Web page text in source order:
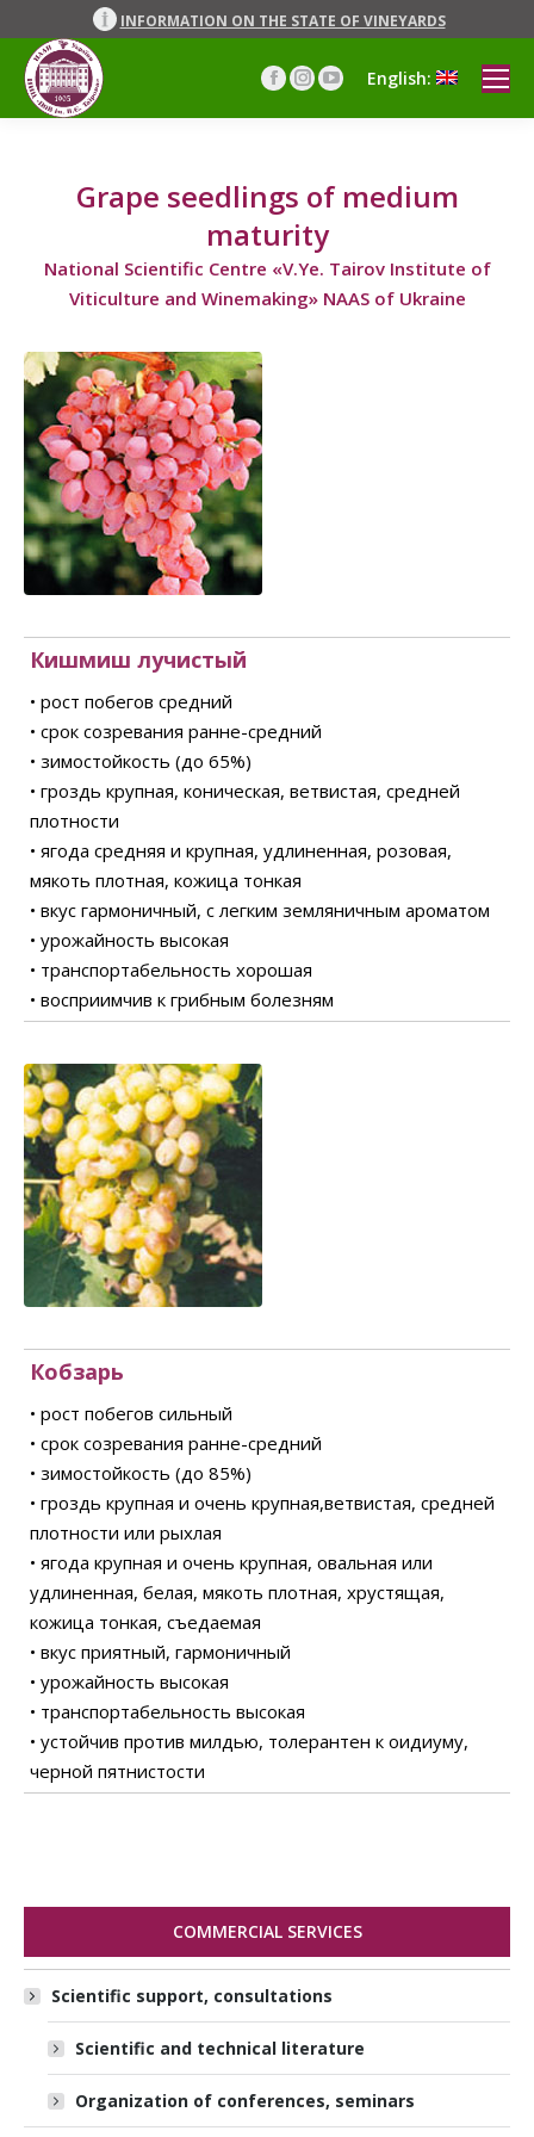
INFORMATION ON THE STATE OF VINEYARDS
Facebook
page
new
window
Instagram
page
new
window
YouTube
page
new
window
English:
Grape seedlings of medium
maturity
National Scientific Centre «V.Ye. Tairov Institute of
Viticulture and Winemaking» NAAS of Ukraine
Кишмиш лучистый
• рост побегов средний
• срок созревания ранне-средний
• зимостойкость (до 65%)
• гроздь крупная, коническая, ветвистая, средней
плотности
• ягода средняя и крупная, удлиненная, розовая,
мякоть плотная, кожица тонкая
• вкус гармоничный, с легким земляничным ароматом
• урожайность высокая
• транспортабельность хорошая
• восприимчив к грибным болезням
Кобзарь
• рост побегов сильный
• срок созревания ранне-средний
• зимостойкость (до 85%)
• гроздь крупная и очень крупная,ветвистая, средней
плотности или рыхлая
• ягода крупная и очень крупная, овальная или
удлиненная, белая, мякоть плотная, хрустящая,
кожица тонкая, съедаемая
• вкус приятный, гармоничный
• урожайность высокая
• транспортабельность высокая
• устойчив против милдью, толерантен к оидиуму,
черной пятнистости
COMMERCIAL SERVICES
Scientific support, consultations
Scientific and technical literature
Organization of conferences, seminars